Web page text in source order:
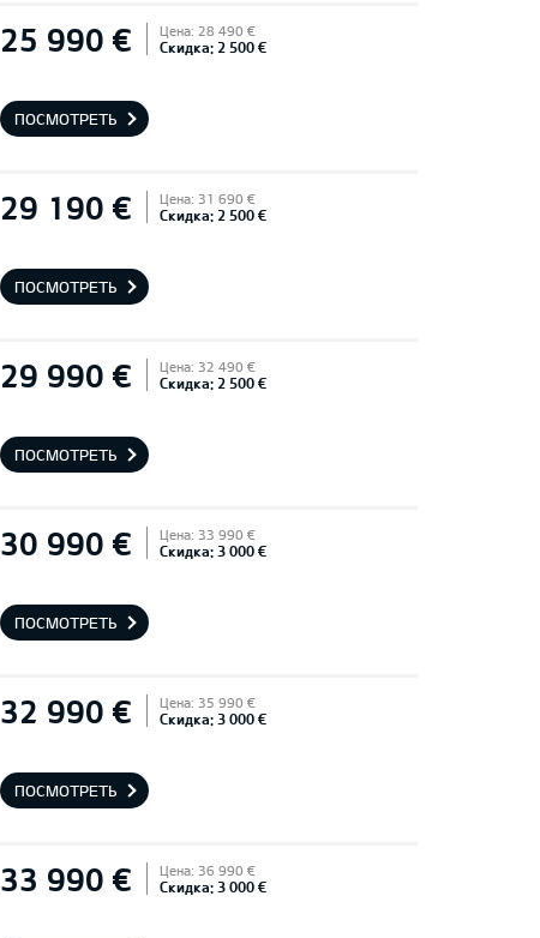
25 990 € Цена: 28 490 €
Скидка: 2 500 €
ПОСМОТРЕТЬ
29 190 € Цена: 31 690 €
Скидка: 2 500 €
ПОСМОТРЕТЬ
29 990 € Цена: 32 490 €
Скидка: 2 500 €
ПОСМОТРЕТЬ
30 990 € Цена: 33 990 €
Скидка: 3 000 €
ПОСМОТРЕТЬ
32 990 € Цена: 35 990 €
Скидка: 3 000 €
ПОСМОТРЕТЬ
33 990 € Цена: 36 990 €
Скидка: 3 000 €